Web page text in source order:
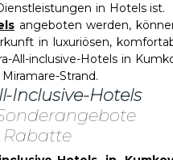
in Hotels
angeboten werden,
in luxuriösen,
All-inclusive-Hotels in
Strand.
Inclusive-Hotels
Rabatte